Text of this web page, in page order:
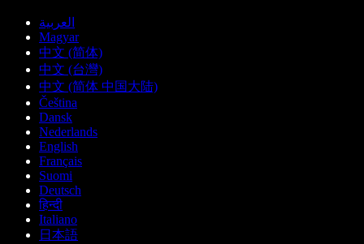
العربية
Magyar
中文 (简体)
中文 (台灣)
中文 (简体 中国大陆)
Čeština
Dansk
Nederlands
English
Français
Suomi
Deutsch
हिन्दी
Italiano
日本語